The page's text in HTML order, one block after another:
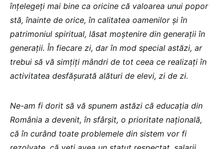
înțelegeți mai bine ca oricine că valoarea unui popor
stă, înainte de orice, în calitatea oamenilor și în
patrimoniul spiritual, lăsat moștenire din generații în
generații. În fiecare zi, dar în mod special astăzi, ar
trebui să vă simțiți mândri de tot ceea ce realizați în
activitatea desfășurată alături de elevi, zi de zi.
Ne-am fi dorit să vă spunem astăzi că educația din
România a devenit, în sfârșit, o prioritate națională,
că în curând toate problemele din sistem vor fi